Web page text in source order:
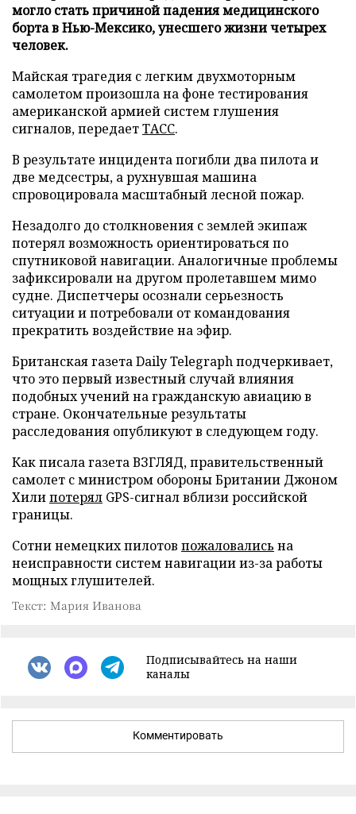
могло стать причиной падения медицинского
борта в Нью-Мексико, унесшего жизни четырех
человек.
Майская трагедия с легким двухмоторным
самолетом произошла на фоне тестирования
американской армией систем глушения
сигналов, передаетТАСС.
В результате инцидента погибли два пилота и
две медсестры, а рухнувшая машина
спровоцировала масштабный лесной пожар.
Незадолго до столкновения с землей экипаж
потерял возможность ориентироваться по
спутниковой навигации. Аналогичные проблемы
зафиксировали на другом пролетавшем мимо
судне. Диспетчеры осознали серьезность
ситуации и потребовали от командования
прекратить воздействие на эфир.
Британская газета Daily Telegraph подчеркивает,
что это первый известный случай влияния
подобных учений на гражданскую авиацию в
стране. Окончательные результаты
расследования опубликуют в следующем году.
Как писала газета ВЗГЛЯД, правительственный
самолет с министром обороны Британии Джоном
Хилипотерял GPS-сигнал вблизи российской
границы.
Сотни немецких пилотов пожаловались на
неисправности систем навигации из-за работы
мощных глушителей.
Текст: Мария Иванова
Подписывайтесь на наши
каналы
Комментировать